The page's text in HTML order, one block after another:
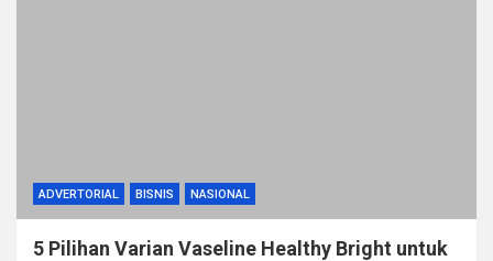
ADVERTORIAL BISNIS NASIONAL
5 Pilihan Varian Vaseline Healthy Bright untuk